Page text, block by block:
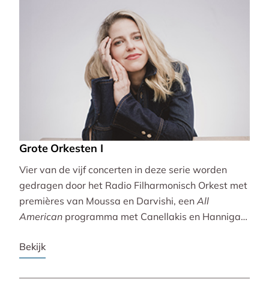
Grote Orkesten I
Vier van de vijf concerten in deze serie worden
gedragen door het Radio Filharmonisch Orkest met
premières van Moussa en Darvishi, een All
American programma met Canellakis en Hannigan
Amerikaans slagwerk.
Bekijk